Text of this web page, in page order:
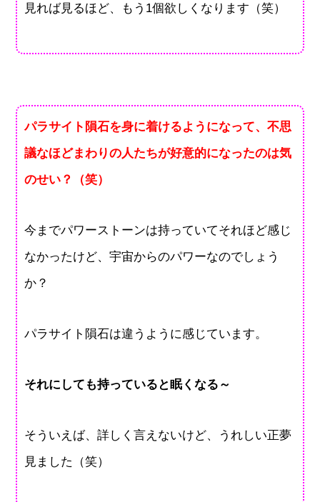
見れば見るほど、もう1個欲しくなります（笑）
パラサイト隕石を身に着けるようになって、不思
議なほどまわりの人たちが好意的になったのは気
のせい？（笑）
今までパワーストーンは持っていてそれほど感じ
なかったけど、宇宙からのパワーなのでしょう
か？
パラサイト隕石は違うように感じています。
それにしても持っていると眠くなる～
そういえば、詳しく言えないけど、うれしい正夢
見ました（笑）